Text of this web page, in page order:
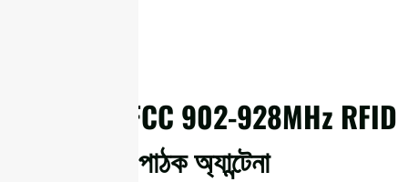
বিশদ জানকী FCC 902-928MHz RFID
পাঠক অ্যান্টেনা